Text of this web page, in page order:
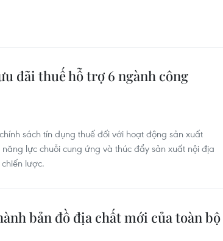
đãi thuế hỗ trợ 6 ngành công
sách tín dụng thuế đối với hoạt động sản xuất
lực chuỗi cung ứng và thúc đẩy sản xuất nội địa
lược.
bản đồ địa chất mới của toàn bộ